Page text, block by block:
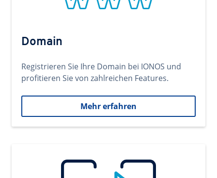
Domain
Registrieren Sie Ihre Domain bei IONOS und
profitieren Sie von zahlreichen Features.
Mehr erfahren